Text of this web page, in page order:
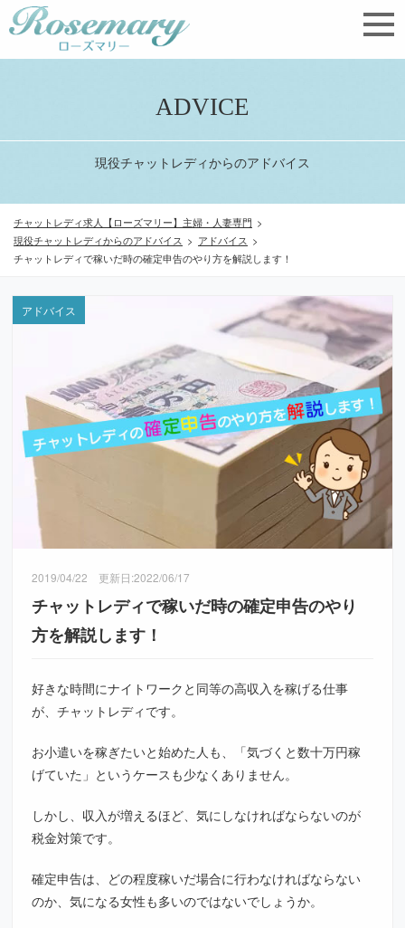
ADVICE
現役チャットレディからのアドバイス
チャットレディ求人【ローズマリー】主婦・人妻専門 >
現役チャットレディからのアドバイス > アドバイス >
チャットレディで稼いだ時の確定申告のやり方を解説します！
アドバイス
2019/04/22 更新日:2022/06/17
チャットレディで稼いだ時の確定申告のやり
方を解説します！
好きな時間にナイトワークと同等の高収入を稼げる仕事
が、チャットレディです。
お小遣いを稼ぎたいと始めた人も、「気づくと数十万円稼
げていた」というケースも少なくありません。
しかし、収入が増えるほど、気にしなければならないのが
税金対策です。
確定申告は、どの程度稼いだ場合に行わなければならない
のか、気になる女性も多いのではないでしょうか。